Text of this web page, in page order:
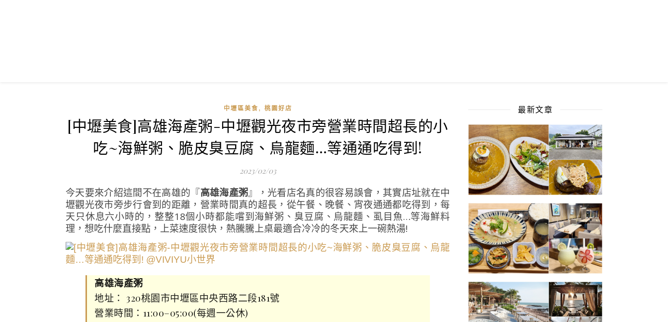
中壢區美食 , 桃園好店
[中壢美食]高雄海產粥-中壢觀光夜市旁營業時間超長的小
吃~海鮮粥、脆皮臭豆腐、烏龍麵…等通通吃得到!
2023/02/03
今天要來介紹這間不在高雄的『高雄海產粥』，光看店名真的很容易誤會，其實店址就在中
壢觀光夜市旁步行會到的距離，營業時間真的超長，從午餐、晚餐、宵夜通通都吃得到，每
天只休息六小時的，整整18個小時都能嚐到海鮮粥、臭豆腐、烏龍麵、虱目魚…等海鮮料
理，想吃什麼直接點，上菜速度很快，熱騰騰上桌最適合冷冷的冬天來上一碗熱湯!
高雄海產粥
地址： 320桃園市中壢區中央西路二段181號
營業時間：11:00–05:00(每週一公休)
最新文章